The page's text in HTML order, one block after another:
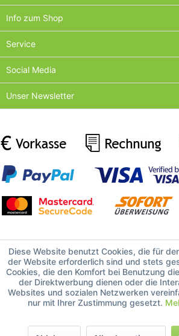
Info zum Shop
Service
Social Media
Unser Newsletter
Diese Website benutzt Cookies, die für
der Website erforderlich sind und stets
Cookies, die den Komfort bei Benutzung
der Direktwerbung dienen oder die
Websites und sozialen Netzwerken
nur mit Ihrer Zustimmung gesetzt.